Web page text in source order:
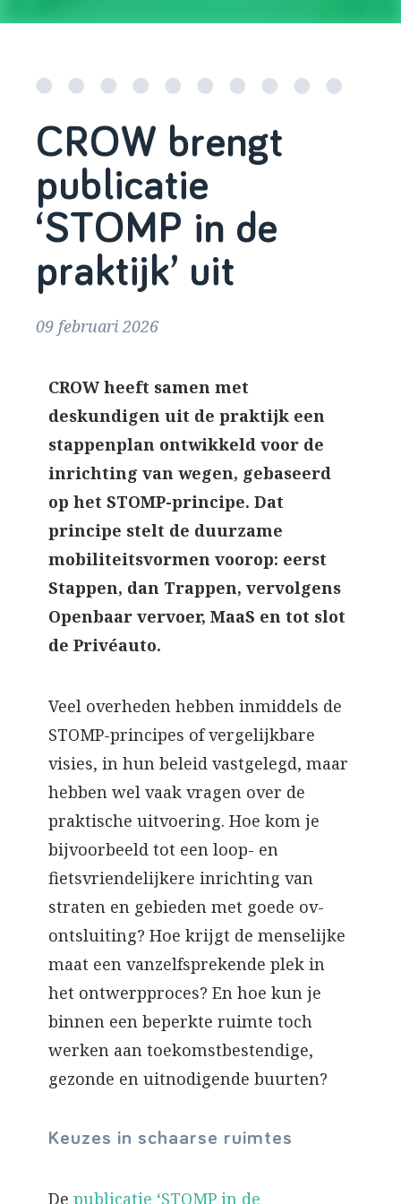
CROW brengt
publicatie
‘STOMP in de
praktijk’ uit
09 februari 2026
CROW heeft samen met
deskundigen uit de praktijk een
stappenplan ontwikkeld voor de
inrichting van wegen, gebaseerd
op het STOMP-principe. Dat
principe stelt de duurzame
mobiliteitsvormen voorop: eerst
Stappen, dan Trappen, vervolgens
Openbaar vervoer, MaaS en tot slot
de Privéauto.
Veel overheden hebben inmiddels de
STOMP-principes of vergelijkbare
visies, in hun beleid vastgelegd, maar
hebben wel vaak vragen over de
praktische uitvoering. Hoe kom je
bijvoorbeeld tot een loop- en
fietsvriendelijkere inrichting van
straten en gebieden met goede ov-
ontsluiting? Hoe krijgt de menselijke
maat een vanzelfsprekende plek in
het ontwerpproces? En hoe kun je
binnen een beperkte ruimte toch
werken aan toekomstbestendige,
gezonde en uitnodigende buurten?
Keuzes in schaarse ruimtes
De publicatie ‘STOMP in de